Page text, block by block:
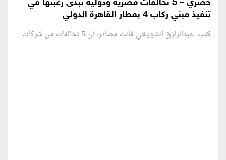
حصري – 5 تحالفات مصرية ودولية تبدى رغبتها في
تنفيذ مبني ركاب 4 بمطار القاهرة الدولي
كتب: عبدالرازق الشويخي قالت مصادر، إن 5 تحالفات من شركات...